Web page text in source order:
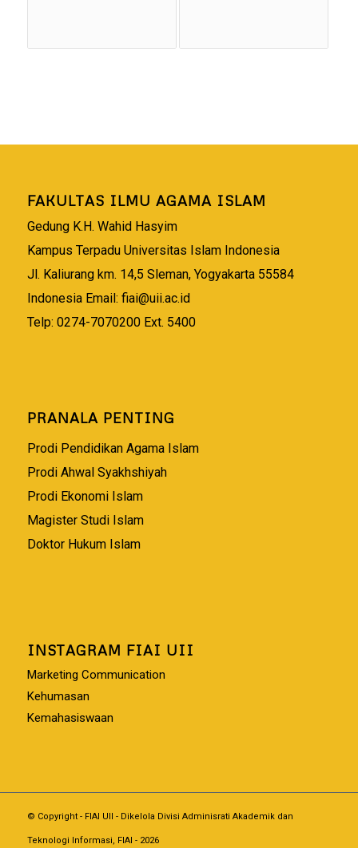
FAKULTAS ILMU AGAMA ISLAM
Gedung K.H. Wahid Hasyim
Kampus Terpadu Universitas Islam Indonesia
Jl. Kaliurang km. 14,5 Sleman, Yogyakarta 55584
Indonesia Email: fiai@uii.ac.id
Telp: 0274-7070200 Ext. 5400
PRANALA PENTING
Prodi Pendidikan Agama Islam
Prodi Ahwal Syakhshiyah
Prodi Ekonomi Islam
Magister Studi Islam
Doktor Hukum Islam
INSTAGRAM FIAI UII
Marketing Communication
Kehumasan
Kemahasiswaan
© Copyright - FIAI UII - Dikelola Divisi Adminisrati Akademik dan
Teknologi Informasi, FIAI - 2026